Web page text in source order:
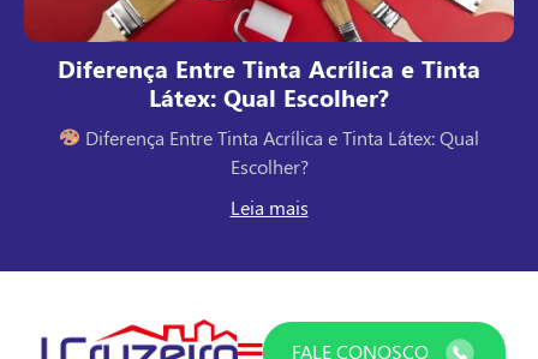
Tudo Que Você Precisa Saber Sobre
Manutenção do Gesso
Tudo Que Você Precisa Saber Sobre Manutenção
Gesso
Leia mais
FALE CONOSCO